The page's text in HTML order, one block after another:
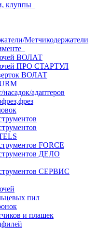
клуппы
Метчикодержатели
ВОЛАТ
ПРО СТАРТУЛ
ВОЛАТ
адаптеров
FORCE
ДЕЛО
СЕРВИС
пил
и плашек